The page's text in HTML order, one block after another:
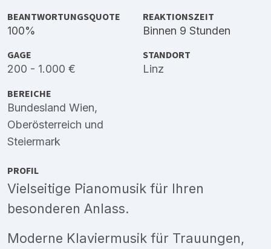
BEANTWORTUNGSQUOTE
100%
REAKTIONSZEIT
Binnen 9 Stunden
GAGE
200 - 1.000 €
STANDORT
Linz
BEREICHE
Bundesland Wien,
Oberösterreich und
Steiermark
PROFIL
Vielseitige Pianomusik für Ihren
besonderen Anlass.
Moderne Klaviermusik für Trauungen,